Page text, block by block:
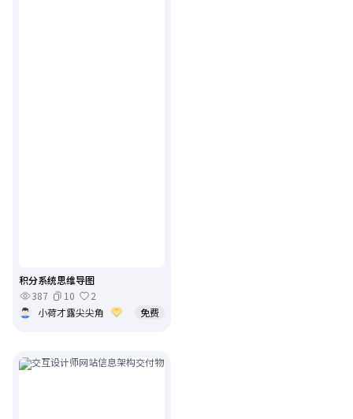
积分系统思维导图
387
10
2
小荷才露尖尖角
免费